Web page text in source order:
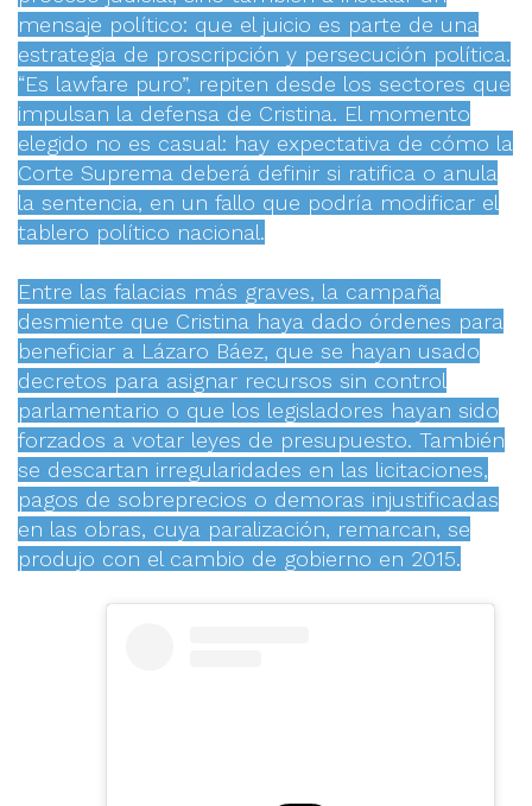
mensaje político: que el juicio es parte de una
estrategia de proscripción y persecución política.
“Es lawfare puro”, repiten desde los sectores que
impulsan la defensa de Cristina. El momento
elegido no es casual: hay expectativa de cómo la
Corte Suprema deberá definir si ratifica o anula
la sentencia, en un fallo que podría modificar el
tablero político nacional.
Entre las falacias más graves, la campaña
desmiente que Cristina haya dado órdenes para
beneficiar a Lázaro Báez, que se hayan usado
decretos para asignar recursos sin control
parlamentario o que los legisladores hayan sido
forzados a votar leyes de presupuesto. También
se descartan irregularidades en las licitaciones,
pagos de sobreprecios o demoras injustificadas
en las obras, cuya paralización, remarcan, se
produjo con el cambio de gobierno en 2015.